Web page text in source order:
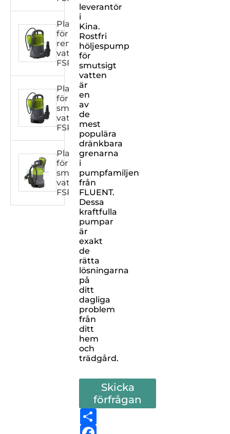
Plasthuspump
för
rent
vatten
FSPXXX31C
Plasthuspump
för
smutsigt
vatten
FSPXXX31DW
Plasthuspump
för
smutsigt
vatten
FSPXXX32DW
leverantör
i
Kina.
Rostfri
höljespump
för
smutsigt
vatten
är
en
av
de
mest
populära
dränkbara
grenarna
i
pumpfamiljen
från
FLUENT.
Dessa
kraftfulla
pumpar
är
exakt
de
rätta
lösningarna
på
ditt
dagliga
problem
från
ditt
hem
och
trädgård.
Skicka
förfrågan